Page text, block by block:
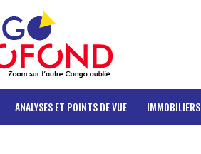
ANALYSES ET POINTS DE VUE IMMOBILIERS